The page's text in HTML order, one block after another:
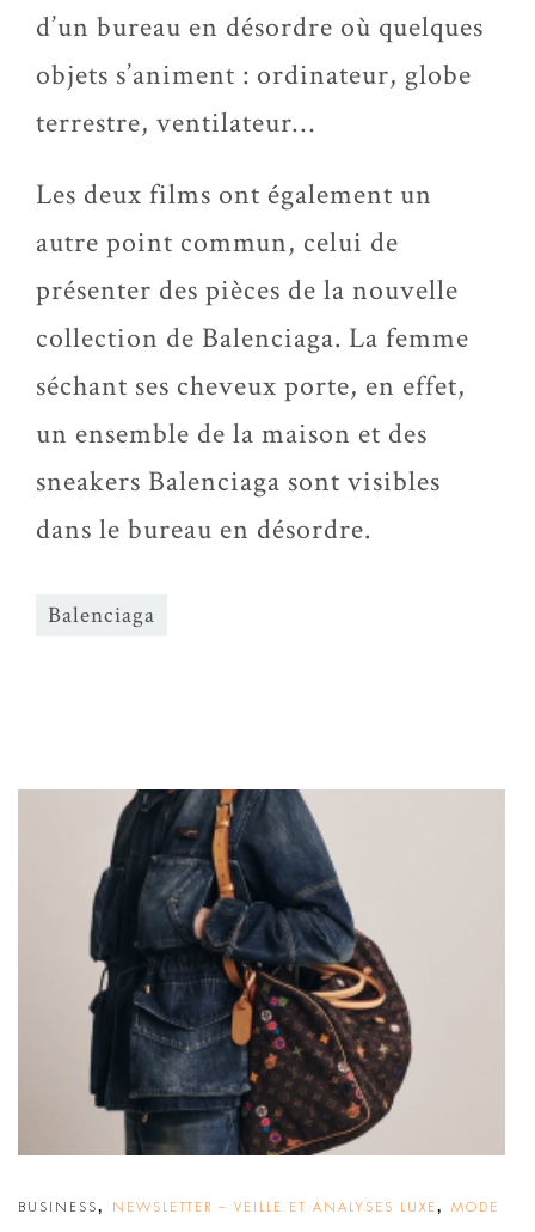
d’un bureau en désordre où quelques
objets s’animent : ordinateur, globe
terrestre, ventilateur…
Les deux films ont également un
autre point commun, celui de
présenter des pièces de la nouvelle
collection de Balenciaga. La femme
séchant ses cheveux porte, en effet,
un ensemble de la maison et des
sneakers Balenciaga sont visibles
dans le bureau en désordre.
Balenciaga
BUSINESS, NEWSLETTER – VEILLE ET ANALYSES LUXE , MODE